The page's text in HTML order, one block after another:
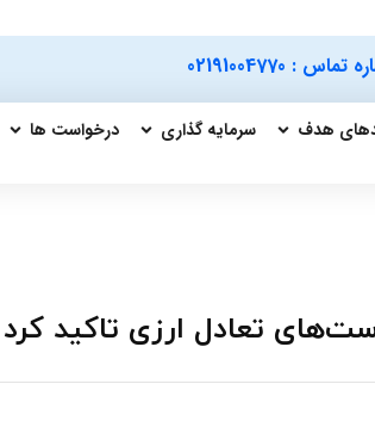
تماس : 02191004770
هدف سرمایه گذاری درخواست ها
تعادل ارزی تاکید کرد